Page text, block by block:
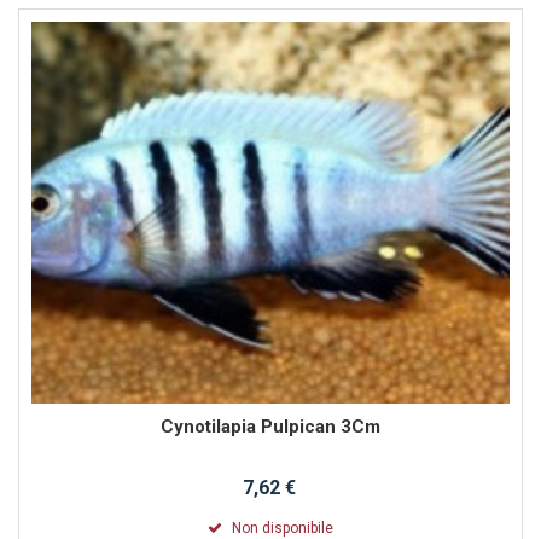
Cynotilapia Pulpican 3Cm
7,62 €
Non disponibile